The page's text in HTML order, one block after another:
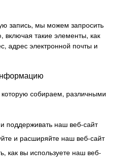
запись, мы можем запросить
такие элементы, как
адрес электронной почты и
собираем, различными
поддерживать наш веб-сайт
и расширяйте наш веб-сайт
как вы используете наш веб-